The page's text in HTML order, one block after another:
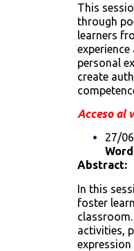
This
through
learners
personal
create
Acceso al
27/
Abstract:
In this
foster
activities,